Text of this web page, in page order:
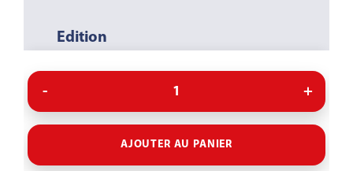
Edition
A-refendage
AJOUTER AU PANIER